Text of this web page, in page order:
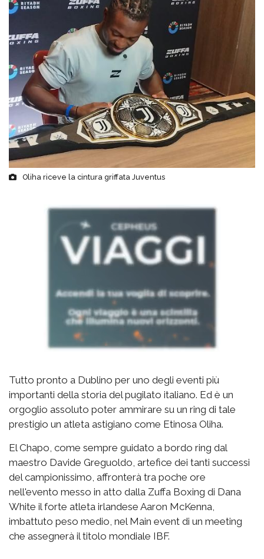
Oliha riceve la cintura griffata Juventus
Tutto pronto a Dublino per uno degli eventi più
importanti della storia del pugilato italiano. Ed è un
orgoglio assoluto poter ammirare su un ring di tale
prestigio un atleta astigiano come Etinosa Oliha.
El Chapo, come sempre guidato a bordo ring dal
maestro Davide Greguoldo, artefice dei tanti successi
del campionissimo, affronterà tra poche ore
nell'evento messo in atto dalla Zuffa Boxing di Dana
White il forte atleta irlandese Aaron McKenna,
imbattuto peso medio, nel Main event di un meeting
che assegnerà il titolo mondiale IBF.